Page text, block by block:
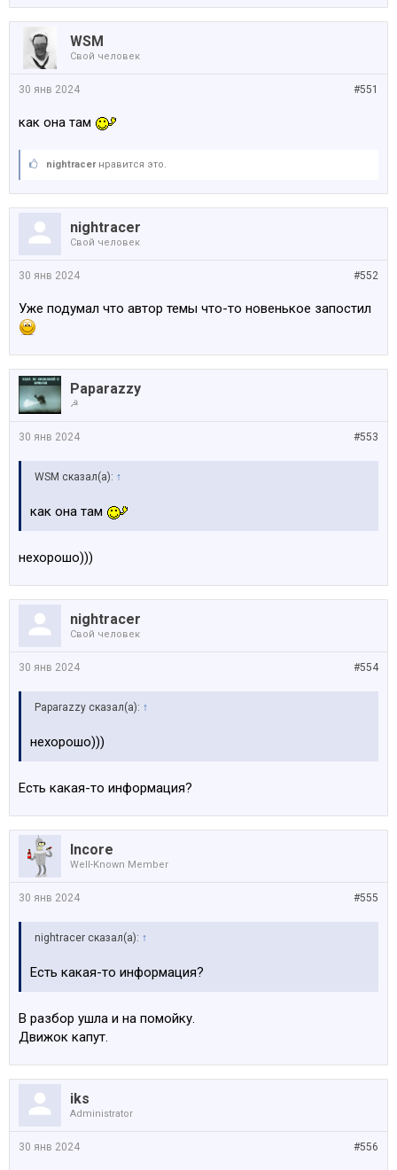
WSM
Свой человек
#551
30 янв 2024
как она там
nightracerнравится это.
nightracer
Свой человек
#552
30 янв 2024
Уже подумал что автор темы что-то новенькое запостил
Paparazzy
☭
#553
30 янв 2024
WSM сказал(а): ↑
как она там
нехорошо)))
nightracer
Свой человек
#554
30 янв 2024
Paparazzy сказал(а): ↑
нехорошо)))
Есть какая-то информация?
Incore
Well-Known Member
#555
30 янв 2024
nightracer сказал(а): ↑
Есть какая-то информация?
В разбор ушла и на помойку.
Движок капут.
iks
Administrator
#556
30 янв 2024